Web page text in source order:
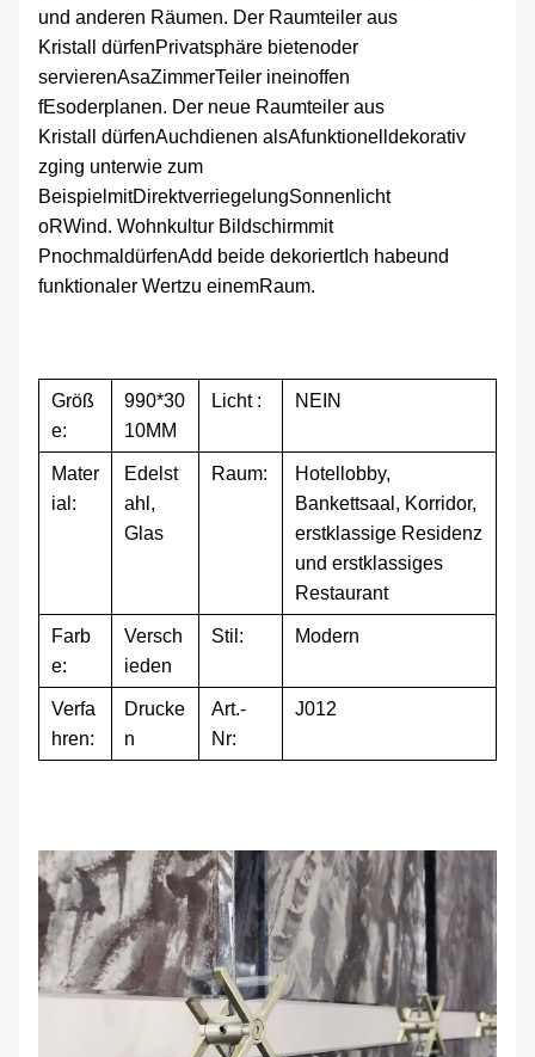
und anderen Räumen. Der Raumteiler aus
Kristall dürfenPrivatsphäre bietenoder
servierenAsaZimmerTeiler ineinoffen
fEsoderplanen. Der neue Raumteiler aus
Kristall
dürfenAuchdienen alsAfunktionell dekorativ
zging unterwie zum
Beispiel mitDirektverriegelungSonnenlicht
oRWind. Wohnkultur Bildschirmmit
Pnochmal dürfenAdd beide dekoriertIch habeund
funktionaler Wertzu einemRaum.
Größ
e:
990*30
10MM
Licht : NEIN
Mater
ial:
Edelst
ahl,
Glas
Raum:
Hotellobby,
Bankettsaal, Korridor,
erstklassige Residenz
und erstklassiges
Restaurant
Farb
e:
Versch
ieden
Stil: Modern
Verfa
hren:
Drucke
n
Art.-
Nr:
J012